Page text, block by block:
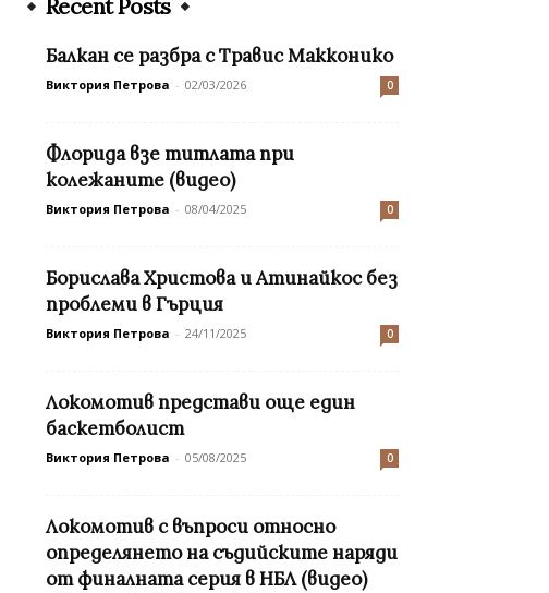
Recent Posts
Балкан се разбра с Травис Макконико
Виктория Петрова - 02/03/2026 0
Флорида взе титлата при
колежаните (видео)
Виктория Петрова - 08/04/2025 0
Борислава Христова и Атинайкос без
проблеми в Гърция
Виктория Петрова - 24/11/2025 0
Локомотив представи още един
баскетболист
Виктория Петрова - 05/08/2025 0
Локомотив с въпроси относно
определянето на съдийските наряди
от финалната серия в НБЛ (видео)